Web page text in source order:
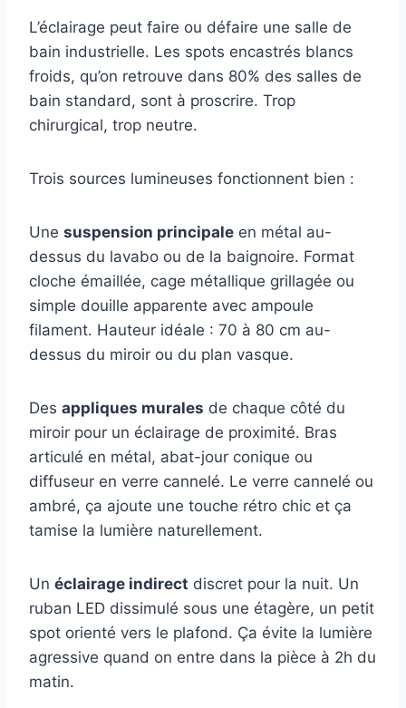
L’éclairage peut faire ou défaire une salle de
bain industrielle. Les spots encastrés blancs
froids, qu’on retrouve dans 80% des salles de
bain standard, sont à proscrire. Trop
chirurgical, trop neutre.
Trois sources lumineuses fonctionnent bien :
Une suspension principale en métal au-
dessus du lavabo ou de la baignoire. Format
cloche émaillée, cage métallique grillagée ou
simple douille apparente avec ampoule
filament. Hauteur idéale : 70 à 80 cm au-
dessus du miroir ou du plan vasque.
Des appliques murales de chaque côté du
miroir pour un éclairage de proximité. Bras
articulé en métal, abat-jour conique ou
diffuseur en verre cannelé. Le verre cannelé ou
ambré, ça ajoute une touche rétro chic et ça
tamise la lumière naturellement.
Un éclairage indirect discret pour la nuit. Un
ruban LED dissimulé sous une étagère, un petit
spot orienté vers le plafond. Ça évite la lumière
agressive quand on entre dans la pièce à 2h du
matin.